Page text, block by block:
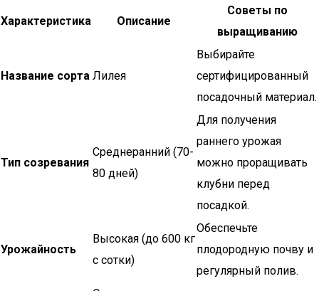
Характеристика Описание
Советы по
выращиванию
Название сорта Лилея
Выбирайте
сертифицированный
посадочный материал.
Тип созревания
Среднеранний (70-
80 дней)
Для получения
раннего урожая
можно проращивать
клубни перед
посадкой.
Урожайность
Высокая (до 600 кг
с сотки)
Обеспечьте
плодородную почву и
регулярный полив.